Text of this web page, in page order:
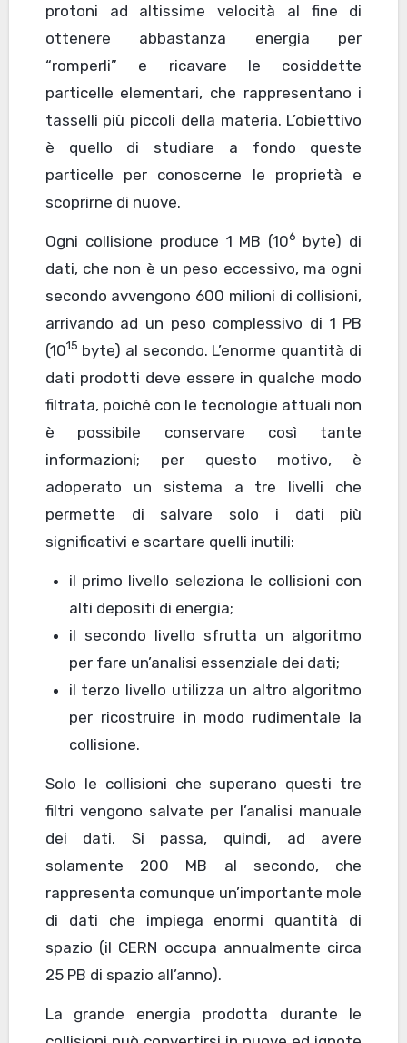
protoni ad altissime velocità al fine di
ottenere abbastanza energia per
“romperli” e ricavare le cosiddette
particelle elementari, che rappresentano i
tasselli più piccoli della materia. L’obiettivo
è quello di studiare a fondo queste
particelle per conoscerne le proprietà e
scoprirne di nuove.
Ogni collisione produce 1 MB (106 byte) di
dati, che non è un peso eccessivo, ma ogni
secondo avvengono 600 milioni di collisioni,
arrivando ad un peso complessivo di 1 PB
(1015 byte) al secondo. L’enorme quantità di
dati prodotti deve essere in qualche modo
filtrata, poiché con le tecnologie attuali non
è possibile conservare così tante
informazioni; per questo motivo, è
adoperato un sistema a tre livelli che
permette di salvare solo i dati più
significativi e scartare quelli inutili:
il primo livello seleziona le collisioni con
alti depositi di energia;
il secondo livello sfrutta un algoritmo
per fare un’analisi essenziale dei dati;
il terzo livello utilizza un altro algoritmo
per ricostruire in modo rudimentale la
collisione.
Solo le collisioni che superano questi tre
filtri vengono salvate per l’analisi manuale
dei dati. Si passa, quindi, ad avere
solamente 200 MB al secondo, che
rappresenta comunque un’importante mole
di dati che impiega enormi quantità di
spazio (il CERN occupa annualmente circa
25 PB di spazio all’anno).
La grande energia prodotta durante le